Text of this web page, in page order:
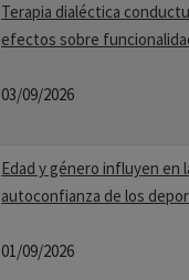
Terapia dialéctica
efectos sobre
03/09/2026
Edad y género influyen en
autoconfianza de los
01/09/2026